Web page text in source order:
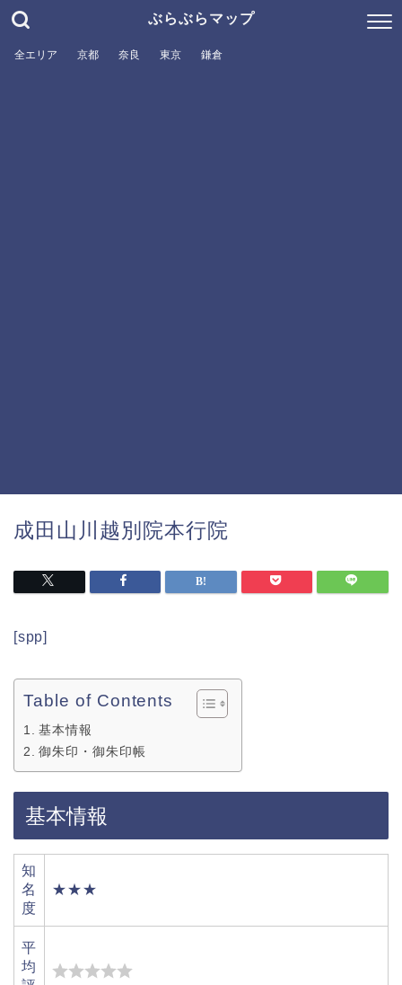
ぶらぶらマップ
全エリア 京都 奈良 東京 鎌倉
成田山川越別院本行院
[spp]
Table of Contents
基本情報
御朱印・御朱印帳
基本情報
知
名
度
★★★
平
均